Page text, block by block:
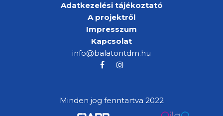
Adatkezelési tájékoztató
A projektről
Impresszum
Kapcsolat
info@balatontdm.hu
Minden jog fenntartva 2022